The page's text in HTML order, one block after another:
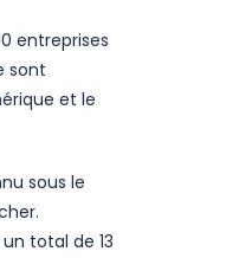
entreprises
sont
et le
sous le
total de 13